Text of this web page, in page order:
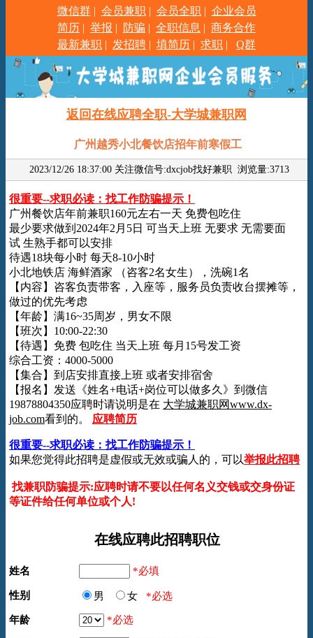
微信群| 会员兼职 | 会员全职 | 企业会员
简历 | 举报 | 防骗 | 全职信息 | 商务合作
最新兼职 | 发招聘 | 填简历 | 求职 | Q群
返回在线应聘全职-大学城兼职网
广州越秀小北餐饮店招年前寒假工
2023/12/26 18:37:00 关注微信号:dxcjob找好兼职 浏览量:3713
很重要--求职必读：找工作防骗提示！
广州餐饮店年前兼职160元左右一天 免费包吃住
最少要求做到2024年2月5日 可当天上班 无要求 无需要面
试 生熟手都可以安排
待遇18块每小时 每天8-10小时
小北地铁店 海鲜酒家 （咨客2名女生），洗碗1名
【内容】咨客负责带客，入座等，服务员负责收台摆摊等，
做过的优先考虑
【年龄】满16~35周岁，男女不限
【班次】10:00-22:30
【待遇】免费 包吃住 当天上班 每月15号发工资
综合工资：4000-5000
【集合】到店安排直接上班 或者安排宿舍
【报名】发送《姓名+电话+岗位可以做多久》到微信
19878804350应聘时请说明是在 大学城兼职网www.dx-
job.com看到的。 应聘简历
很重要--求职必读：找工作防骗提示！
如果您觉得此招聘是虚假或无效或骗人的，可以举报此招聘
找兼职防骗提示:应聘时请不要以任何名义交钱或交身份证
等证件给任何单位或个人!
在线应聘此招聘职位
姓名 *必填
性别 男 女 *必选
年龄 *必选